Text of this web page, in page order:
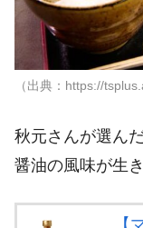
（出典：https://
秋元さんが選ん
醤油の風味が生
【